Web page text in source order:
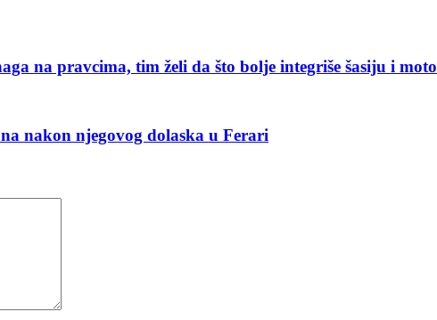
na pravcima, tim želi da što bolje integriše šasiju i
nakon njegovog dolaska u Ferari